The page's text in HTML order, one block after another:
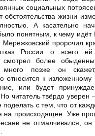
социальных
обстоятельства жизни
А касательно
понятным, к чему идёт
Мережковский пророчил
России о всего ей
смотрел более
много позже он
относится к изложенному
или будет
читатель твёрдо уверен
с тем, что от
на происходящее. Уже
не отмалчивался, он